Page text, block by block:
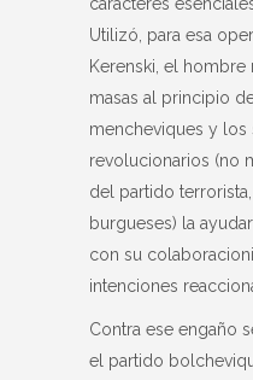
Utilizó, para esa
Kerenski, el
masas al principio
mencheviques y los
revolucionarios (no
del partido
burgueses) la
con su
intenciones
Contra ese engaño
el partido